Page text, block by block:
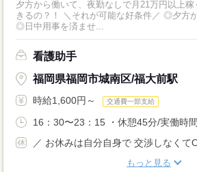
夕方から働いて、夜勤なしで月21万円以上
きるの？！ ＼それが可能な好条件／ ◎夕方
◎日中用事を済ませ...
看護助手
福岡県福岡市城南区/福大前駅
時給1,600円～ 交通費一部支給
16：30〜23：15 ・休憩45分/実働時間
／ お休みは自分自身で 交渉しなくて
もっと見る